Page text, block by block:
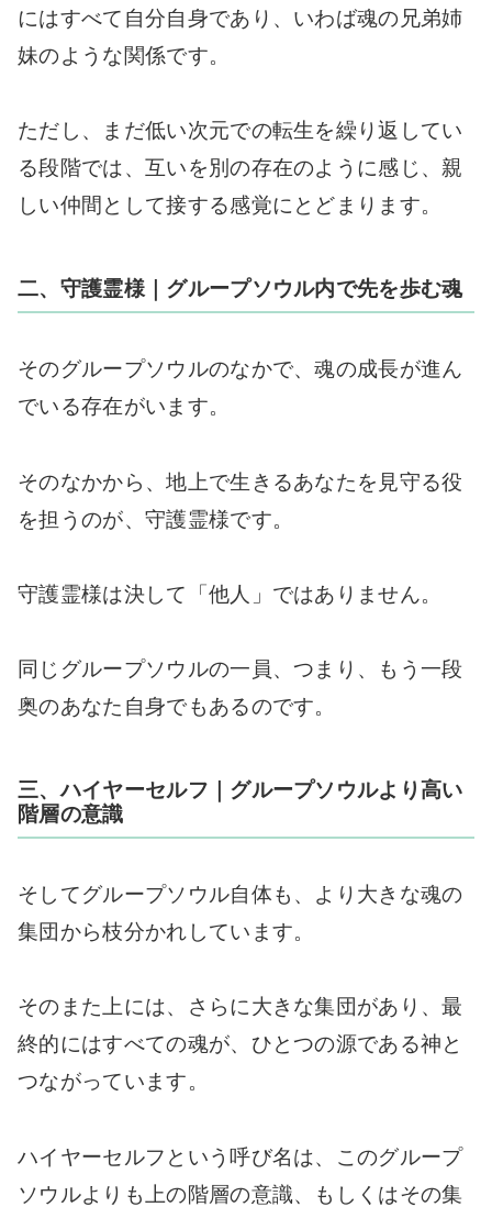
にはすべて自分自身であり、いわば魂の兄弟姉
妹のような関係です。
ただし、まだ低い次元での転生を繰り返してい
る段階では、互いを別の存在のように感じ、親
しい仲間として接する感覚にとどまります。
二、守護霊様｜グループソウル内で先を歩む魂
そのグループソウルのなかで、魂の成長が進ん
でいる存在がいます。
そのなかから、地上で生きるあなたを見守る役
を担うのが、守護霊様です。
守護霊様は決して「他人」ではありません。
同じグループソウルの一員、つまり、もう一段
奥のあなた自身でもあるのです。
三、ハイヤーセルフ｜グループソウルより高い
階層の意識
そしてグループソウル自体も、より大きな魂の
集団から枝分かれしています。
そのまた上には、さらに大きな集団があり、最
終的にはすべての魂が、ひとつの源である神と
つながっています。
ハイヤーセルフという呼び名は、このグループ
ソウルよりも上の階層の意識、もしくはその集